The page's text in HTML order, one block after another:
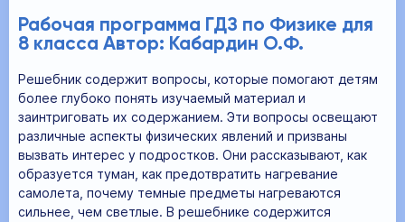
Рабочая программа ГДЗ по Физике для
8 класса Автор: Кабардин О.Ф.
Решебник содержит вопросы, которые помогают детям
более глубоко понять изучаемый материал и
заинтриговать их содержанием. Эти вопросы освещают
различные аспекты физических явлений и призваны
вызвать интерес у подростков. Они рассказывают, как
образуется туман, как предотвратить нагревание
самолета, почему темные предметы нагреваются
сильнее, чем светлые. В решебнике содержится